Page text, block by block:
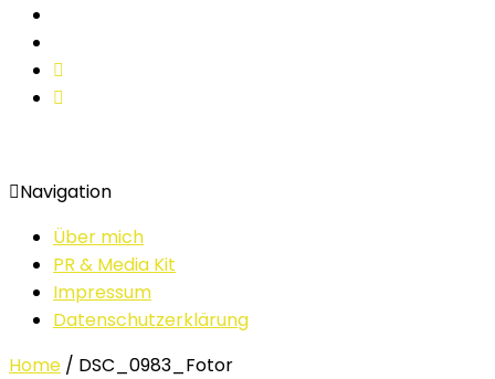
Navigation
Über mich
PR & Media Kit
Impressum
Datenschutzerklärung
Home / DSC_0983_Fotor